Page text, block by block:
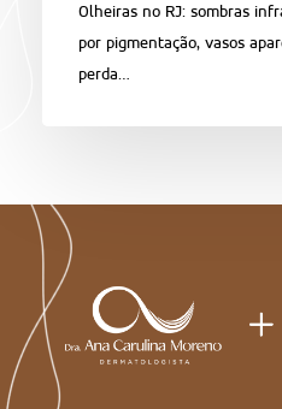
Olheiras no RJ: sombras
por pigmentação, vasos
perda…